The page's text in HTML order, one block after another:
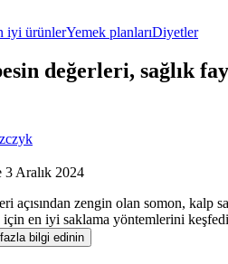
iyi ürünlerYemek planlarıDiyetler
değerleri, sağlık
3 Aralık 2024
açısından zengin olan somon, kalp
en iyi saklama yöntemlerini
bilgi edinin